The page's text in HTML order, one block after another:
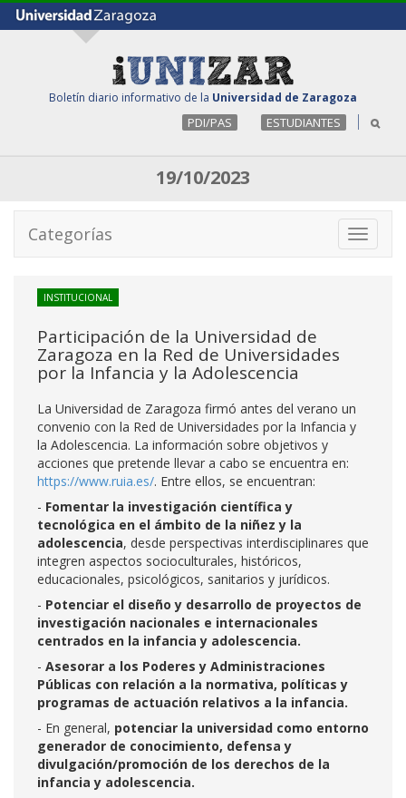
Boletín diario informativo de la Universidad de Zaragoza
PDI/PAS ESTUDIANTES
19/10/2023
Toggle
Categorías
INSTITUCIONAL
Participación de la Universidad de
Zaragoza en la Red de Universidades
por la Infancia y la Adolescencia
La Universidad de Zaragoza firmó antes del verano un
convenio con la Red de Universidades por la Infancia y
la Adolescencia. La información sobre objetivos y
acciones que pretende llevar a cabo se encuentra en:
https://www.ruia.es/. Entre ellos, se encuentran:
- Fomentar la investigación científica y
tecnológica en el ámbito de la niñez y la
adolescencia, desde perspectivas interdisciplinares que
integren aspectos socioculturales, históricos,
educacionales, psicológicos, sanitarios y jurídicos.
- Potenciar el diseño y desarrollo de proyectos de
investigación nacionales e internacionales
centrados en la infancia y adolescencia.
- Asesorar a los Poderes y Administraciones
Públicas con relación a la normativa, políticas y
programas de actuación relativos a la infancia.
- En general, potenciar la universidad como entorno
generador de conocimiento, defensa y
divulgación/promoción de los derechos de la
infancia y adolescencia.